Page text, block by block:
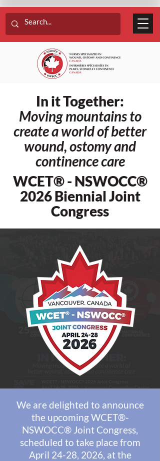
In it Together:
Moving mountains to
create a world of better
wound, ostomy and
continence care
WCET® - NSWOCC®
2026 Biennial Joint
Congress
We are delighted to announce
the upcoming WCET®-
NSWOCC® Joint Congress,
scheduled to take place from
April 24-28, 2026, at the